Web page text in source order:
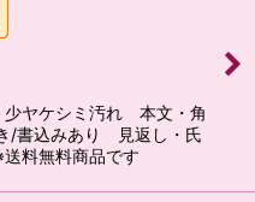
ヤケシミ汚れ 本文・角
/書込みあり 見返し・氏
料無料商品です